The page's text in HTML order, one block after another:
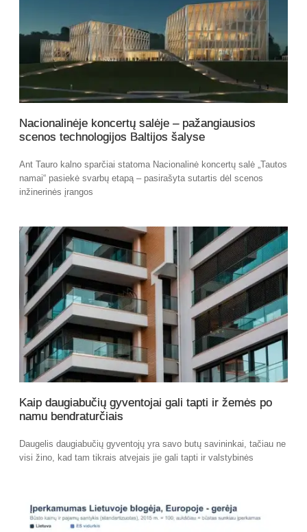
Nacionalinėje koncertų salėje – pažangiausios
scenos technologijos Baltijos šalyse
Ant Tauro kalno sparčiai statoma Nacionalinė koncertų salė „Tautos
namai“ pasiekė svarbų etapą – pasirašyta sutartis dėl scenos
inžinerinės įrangos
Kaip daugiabučių gyventojai gali tapti ir žemės po
namu bendraturčiais
Daugelis daugiabučių gyventojų yra savo butų savininkai, tačiau ne
visi žino, kad tam tikrais atvejais jie gali tapti ir valstybinės